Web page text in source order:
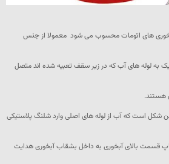
های اتومات محسوب می شود معمولا از جنس
به لوله های آب که در زیر سقف تعبیه شده اند متصل
هستند.
شکل است که آب از لوله های اصلی وارد شلنگ پلاستیکی
قسمت بالای آبخوری به داخل بشقاب آبخوری هدایت